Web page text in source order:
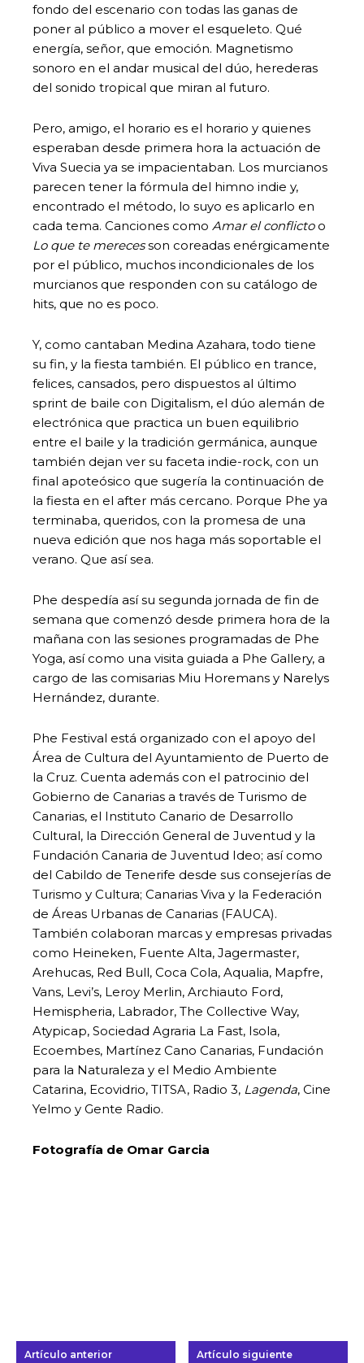
fondo del escenario con todas las ganas de
poner al público a mover el esqueleto. Qué
energía, señor, que emoción. Magnetismo
sonoro en el andar musical del dúo, herederas
del sonido tropical que miran al futuro.
Pero, amigo, el horario es el horario y quienes
esperaban desde primera hora la actuación de
Viva Suecia ya se impacientaban. Los murcianos
parecen tener la fórmula del himno indie y,
encontrado el método, lo suyo es aplicarlo en
cada tema. Canciones como Amar el conflictoo
Lo que te merecesson coreadas enérgicamente
por el público, muchos incondicionales de los
murcianos que responden con su catálogo de
hits, que no es poco.
Y, como cantaban Medina Azahara, todo tiene
su fin, y la fiesta también. El público en trance,
felices, cansados, pero dispuestos al último
sprint de baile con Digitalism, el dúo alemán de
electrónica que practica un buen equilibrio
entre el baile y la tradición germánica, aunque
también dejan ver su faceta indie-rock, con un
final apoteósico que sugería la continuación de
la fiesta en el after más cercano. Porque Phe ya
terminaba, queridos, con la promesa de una
nueva edición que nos haga más soportable el
verano. Que así sea.
Phe despedía así su segunda jornada de fin de
semana que comenzó desde primera hora de la
mañana con las sesiones programadas de Phe
Yoga, así como una visita guiada a Phe Gallery, a
cargo de las comisarias Miu Horemans y Narelys
Hernández, durante.
Phe Festival está organizado con el apoyo del
Área de Cultura del Ayuntamiento de Puerto de
la Cruz. Cuenta además con el patrocinio del
Gobierno de Canarias a través de Turismo de
Canarias, el Instituto Canario de Desarrollo
Cultural, la Dirección General de Juventud y la
Fundación Canaria de Juventud Ideo; así como
del Cabildo de Tenerife desde sus consejerías de
Turismo y Cultura; Canarias Viva y la Federación
de Áreas Urbanas de Canarias (FAUCA).
También colaboran marcas y empresas privadas
como Heineken, Fuente Alta, Jagermaster,
Arehucas, Red Bull, Coca Cola, Aqualia, Mapfre,
Vans, Levi’s, Leroy Merlin, Archiauto Ford,
Hemispheria, Labrador, The Collective Way,
Atypicap, Sociedad Agraria La Fast, Isola,
Ecoembes, Martínez Cano Canarias, Fundación
para la Naturaleza y el Medio Ambiente
Catarina, Ecovidrio, TITSA, Radio 3, Lagenda, Cine
Yelmo y Gente Radio.
Fotografía de Omar Garcia
Artículo anterior Artículo siguiente